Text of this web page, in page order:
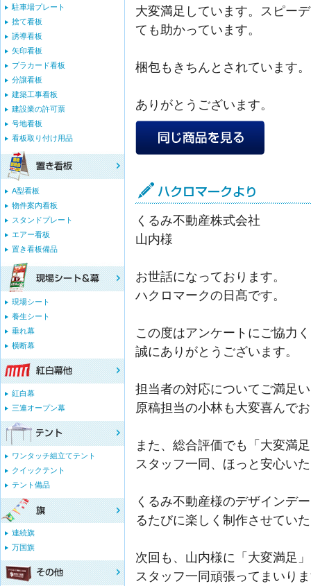
大変満足しています。スピー
ても助かっています。
梱包もきちんとされています。
ありがとうございます。
くるみ不動産株式会社
山内様
お世話になっております。
ハクロマークの日髙です。
この度はアンケートにご協力
誠にありがとうございます。
担当者の対応についてご満足
原稿担当の小林も大変喜んで
また、総合評価でも「大変満
スタッフ一同、ほっと安心い
くるみ不動産様のデザインデ
るたびに楽しく制作させてい
次回も、山内様に「大変満足
スタッフ一同頑張ってまいり
駐車場プレート
捨て看板
誘導看板
矢印看板
プラカード看板
分譲看板
建築工事看板
建設業の許可票
号地看板
看板取り付け用品
A型看板
物件案内看板
スタンドプレート
エアー看板
置き看板備品
現場シート
養生シート
垂れ幕
横断幕
紅白幕
三連オープン幕
ワンタッチ組立てテント
クイックテント
テント備品
連続旗
万国旗